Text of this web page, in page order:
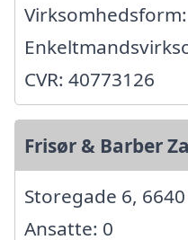
Virksomhedsform:
CVR: 40773126
Frisør & Barber
Storegade 6,
Ansatte: 0